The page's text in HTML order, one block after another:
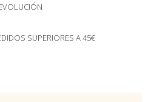
SUPERIORES A 45€